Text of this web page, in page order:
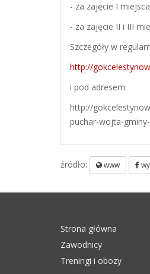
- za zajęcie I
- za zajęcie II i III
Szczegóły w
http://
i pod adresem:
http://
puchar-wojta-
źródło: www
Strona główna
Zawodnicy
Treningi i obozy